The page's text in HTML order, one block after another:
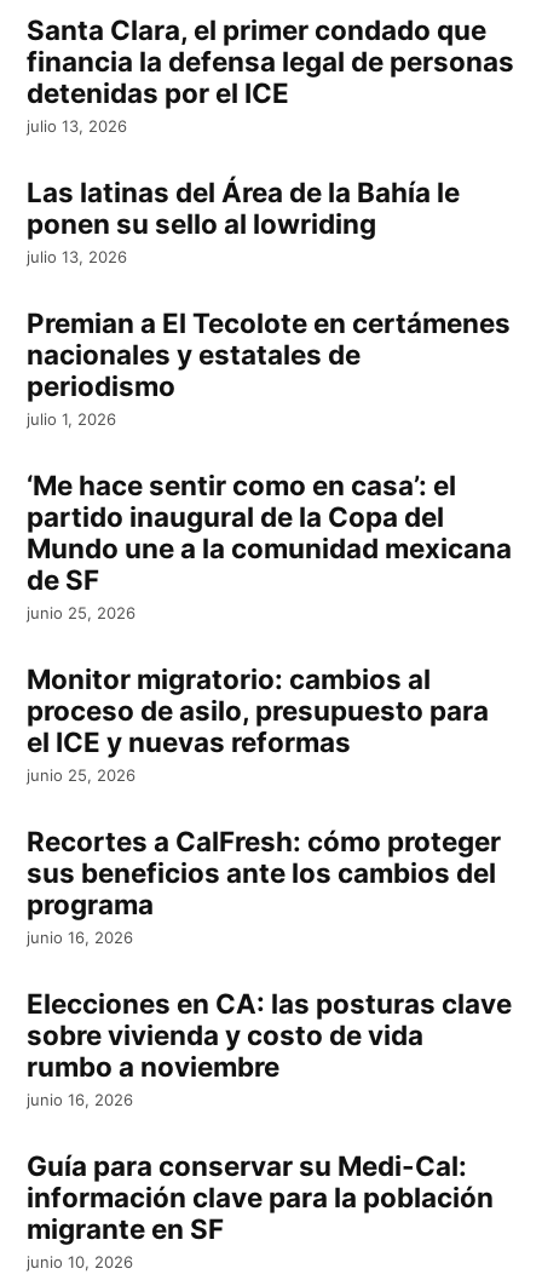
Santa Clara, el primer condado que
financia la defensa legal de personas
detenidas por el ICE
julio 13, 2026
Las latinas del Área de la Bahía le
ponen su sello al lowriding
julio 13, 2026
Premian a El Tecolote en certámenes
nacionales y estatales de
periodismo
julio 1, 2026
‘Me hace sentir como en casa’: el
partido inaugural de la Copa del
Mundo une a la comunidad mexicana
de SF
junio 25, 2026
Monitor migratorio: cambios al
proceso de asilo, presupuesto para
el ICE y nuevas reformas
junio 25, 2026
Recortes a CalFresh: cómo proteger
sus beneficios ante los cambios del
programa
junio 16, 2026
Elecciones en CA: las posturas clave
sobre vivienda y costo de vida
rumbo a noviembre
junio 16, 2026
Guía para conservar su Medi-Cal:
información clave para la población
migrante en SF
junio 10, 2026